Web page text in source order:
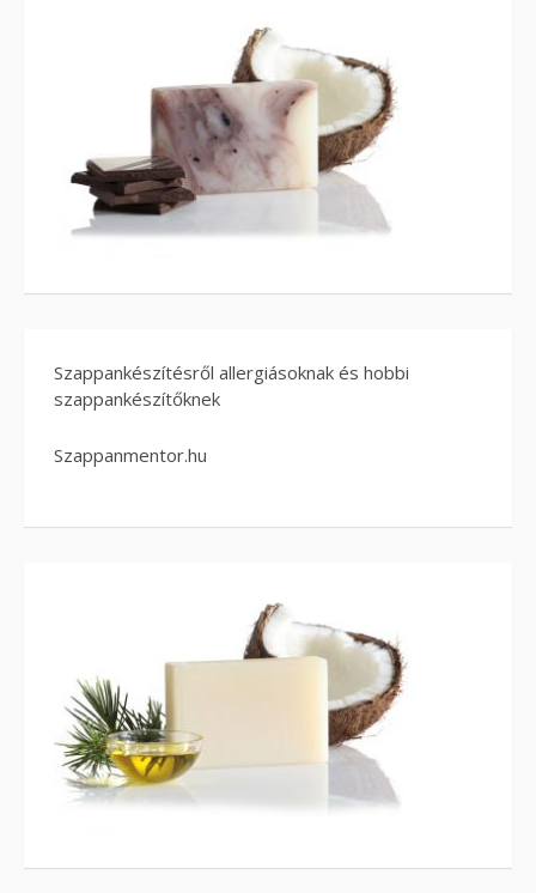
Szappankészítésről allergiásoknak és hobbi
szappankészítőknek
Szappanmentor.hu